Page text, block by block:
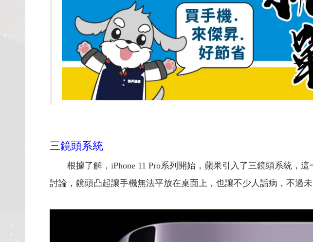
三鏡頭系統
根據了解，iPhone 11 Pro系列開始，蘋果引入了三鏡頭系統，
討論，鏡頭凸起讓手機無法平放在桌面上，也讓不少人詬病，不過